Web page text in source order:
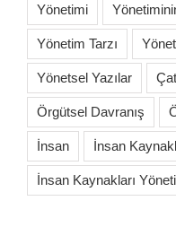
Yönetimi
Yönetim Tarzı
Yönetsel Yazılar
Örgütsel Davranış
İnsan İnsan
İnsan Kaynakları